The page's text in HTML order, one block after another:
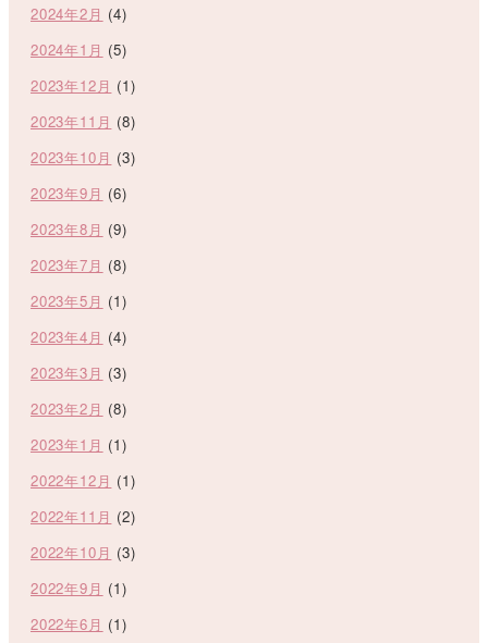
2024年2月 (4)
2024年1月 (5)
2023年12月 (1)
2023年11月 (8)
2023年10月 (3)
2023年9月 (6)
2023年8月 (9)
2023年7月 (8)
2023年5月 (1)
2023年4月 (4)
2023年3月 (3)
2023年2月 (8)
2023年1月 (1)
2022年12月 (1)
2022年11月 (2)
2022年10月 (3)
2022年9月 (1)
2022年6月 (1)